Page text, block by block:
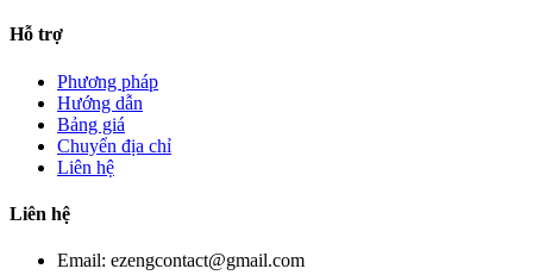
Hỗ trợ
Phương pháp
Hướng dẫn
Bảng giá
Chuyển địa chỉ
Liên hệ
Liên hệ
Email: ezengcontact@gmail.com